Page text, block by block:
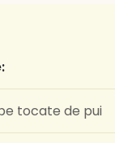
tocate de pui